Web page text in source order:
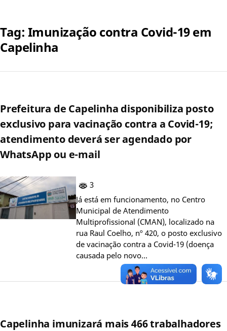
Tag: Imunização contra Covid-19 em
Capelinha
Prefeitura de Capelinha disponibiliza posto
exclusivo para vacinação contra a Covid-19;
atendimento deverá ser agendado por
WhatsApp ou e-mail
3
Já está em funcionamento, no Centro
Municipal de Atendimento
Multiprofissional (CMAN), localizado na
rua Raul Coelho, nº 420, o posto exclusivo
de vacinação contra a Covid-19 (doença
causada pelo novo…
Capelinha imunizará mais 466 trabalhadores